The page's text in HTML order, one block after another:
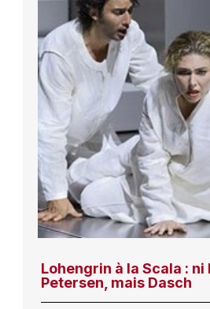
Lohengrin à la Scala :
Petersen, mais Dasch